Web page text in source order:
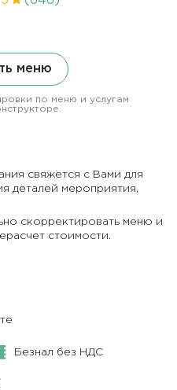
меню
по меню и услугам
свяжется с Вами для
деталей мероприятия,
скорректировать меню и
стоимости.
Безнал без НДС